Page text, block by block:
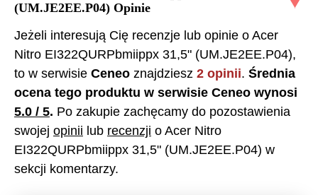
(UM.JE2EE.P04) Opinie
Jeżeli interesują Cię recenzje lub opinie o Acer
Nitro EI322QURPbmiippx 31,5" (UM.JE2EE.P04),
to w serwisie Ceneo znajdziesz 2 opinii. Średnia
ocena tego produktu w serwisie Ceneo wynosi
5.0 / 5. Po zakupie zachęcamy do pozostawienia
swojej opinii lub recenzji o Acer Nitro
EI322QURPbmiippx 31,5" (UM.JE2EE.P04) w
sekcji komentarzy.